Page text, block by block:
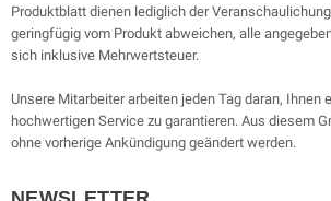
Produktblatt dienen lediglich der
geringfügig vom Produkt abweichen, alle
sich inklusive Mehrwertsteuer.
Unsere Mitarbeiter arbeiten jeden Tag daran, Ihnen
hochwertigen Service zu garantieren. Aus diesem
ohne vorherige Ankündigung geändert werden.